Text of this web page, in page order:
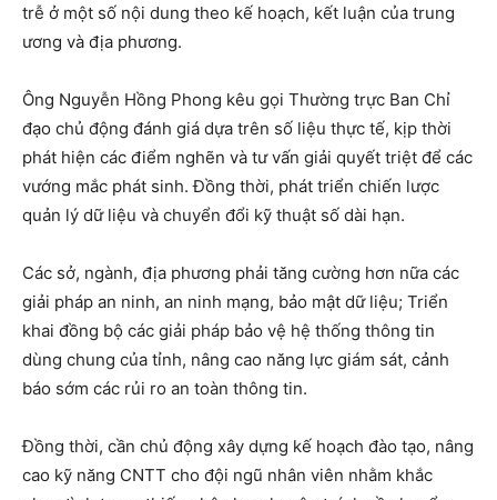
trễ ở một số nội dung theo kế hoạch, kết luận của trung
ương và địa phương.
Ông Nguyễn Hồng Phong kêu gọi Thường trực Ban Chỉ
đạo chủ động đánh giá dựa trên số liệu thực tế, kịp thời
phát hiện các điểm nghẽn và tư vấn giải quyết triệt để các
vướng mắc phát sinh. Đồng thời, phát triển chiến lược
quản lý dữ liệu và chuyển đổi kỹ thuật số dài hạn.
Các sở, ngành, địa phương phải tăng cường hơn nữa các
giải pháp an ninh, an ninh mạng, bảo mật dữ liệu; Triển
khai đồng bộ các giải pháp bảo vệ hệ thống thông tin
dùng chung của tỉnh, nâng cao năng lực giám sát, cảnh
báo sớm các rủi ro an toàn thông tin.
Đồng thời, cần chủ động xây dựng kế hoạch đào tạo, nâng
cao kỹ năng CNTT cho đội ngũ nhân viên nhằm khắc